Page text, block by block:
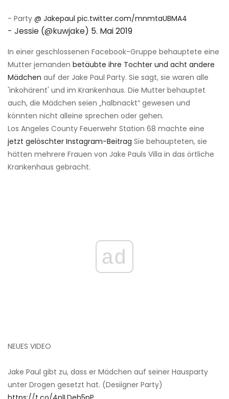
- Party @ Jakepaul pic.twitter.com/mnmtaUBMA4
- Jessie (@kuwjake) 5. Mai 2019
In einer geschlossenen Facebook-Gruppe behauptete eine
Mutter jemanden betäubte ihre Tochter und acht andere
Mädchen auf der Jake Paul Party. Sie sagt, sie waren alle
'inkohärent' und im Krankenhaus. Die Mutter behauptet
auch, die Mädchen seien „halbnackt“ gewesen und
könnten nicht alleine sprechen oder gehen.
Los Angeles County Feuerwehr Station 68 machte eine
jetzt gelöschter Instagram-Beitrag Sie behaupteten, sie
hätten mehrere Frauen von Jake Pauls Villa in das örtliche
Krankenhaus gebracht.
ad
NEUES VIDEO
Jake Paul gibt zu, dass er Mädchen auf seiner Hausparty
unter Drogen gesetzt hat. (Desiigner Party)